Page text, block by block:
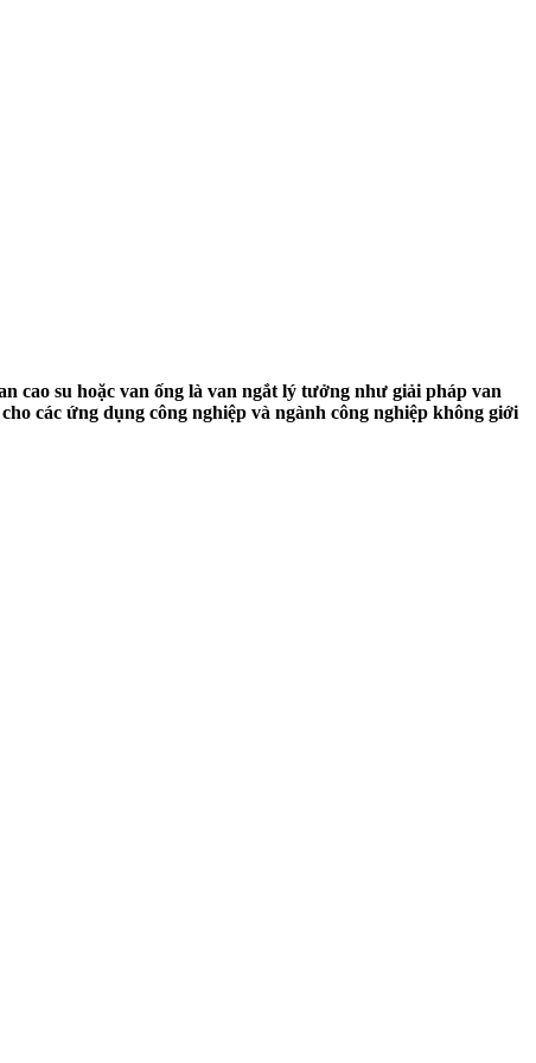
cao su hoặc van ống là van ngắt lý tưởng như giải pháp van
các ứng dụng công nghiệp và ngành công nghiệp không giới